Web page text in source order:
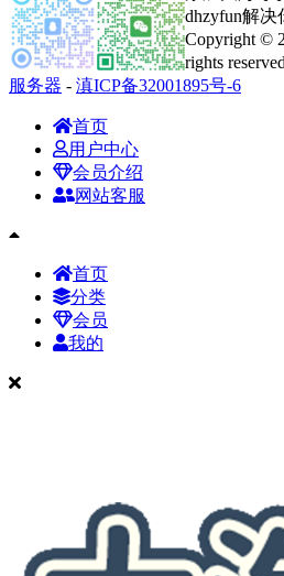
dhzyfun解决
Copyright ©
rights
服务器 - 滇ICP备32001895号-6
首页
用户中心
会员介绍
网站客服
首页
分类
会员
我的